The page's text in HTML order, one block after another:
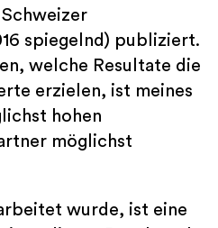
spiegelnd) publiziert.
welche Resultate die
erzielen, ist meines
hohen
möglichst
wurde, ist eine